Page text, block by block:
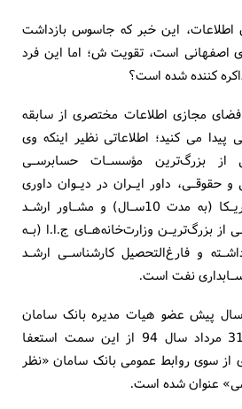
اطلاعات، این خبر که جاسوس بازداشت
اصفهانی است، تقویت ش؛ اما این فرد
کننده شده است؟
مجازی اطلاعات مختصری از سابقه
می کنید؛ اطلاعاتی نظیر اینکه وی
از بزرگ‌ترین مؤسسـات حسابرسـی
و حقوقـی، داور ایـران در دیـوان داوری
حـل دعـاوی ایـران و آمریـکا (به مدت 10‌سـال) و مشـاور ارشـد
از بزرگ‌تریـن وزارت‌خانه‌هـای ج.ا.ا (بـه
داشـته‌ و فارغ‌التحصیل کارشناسـی ارشـد
نفت است.
پیش عضو هیات مدیره بانک سامان
بوده است که در تاریخ 31 مرداد سال 94 از این سمت استعفا
از سوی روابط عمومی بانک سامان «نظر
عنوان شده است.